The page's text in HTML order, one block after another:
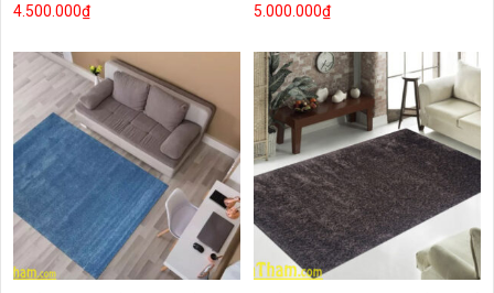
4.500.000₫ 5.000.000₫